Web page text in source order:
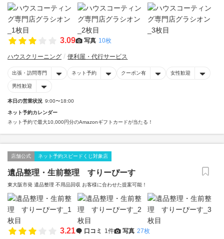
3.09 写真 10枚
ハウスクリーニング 便利屋・代行サービス
出張・訪問専門 ネット予約 クーポン有 女性歓迎
男性歓迎
本日の営業状況 9:00〜18:00
ネット予約カレンダー
ネット予約で最大10,000円分のAmazonギフトカードが当たる！
店舗公式 ネット予約スピードくじ対象店
遺品整理・生前整理 すりーぴーす
東大阪市発 遺品整理 不用品回収 お客様に合わせた提案可能！
3.21 口コミ 1件 写真 27枚